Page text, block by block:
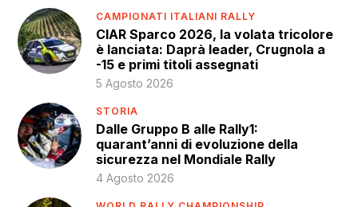
CAMPIONATI ITALIANI RALLY
CIAR Sparco 2026, la volata tricolore
è lanciata: Daprà leader, Crugnola a
-15 e primi titoli assegnati
5 Agosto 2026
STORIA
Dalle Gruppo B alle Rally1:
quarant’anni di evoluzione della
sicurezza nel Mondiale Rally
4 Agosto 2026